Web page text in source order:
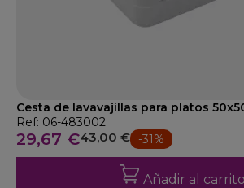
Cesta de lavavajillas para platos
Ref: 06-483002
29,67 €43,00 € -31%
Añadir al carrito